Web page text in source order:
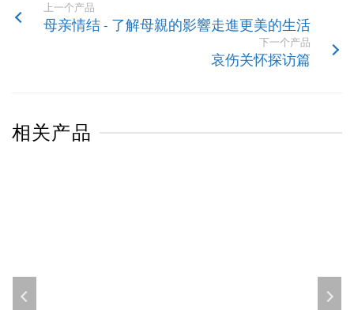
上一个产品
母亲情结 - 了解母親的影響走進更美的生活
下一个产品
哀伤关怀探访篇
相关产品